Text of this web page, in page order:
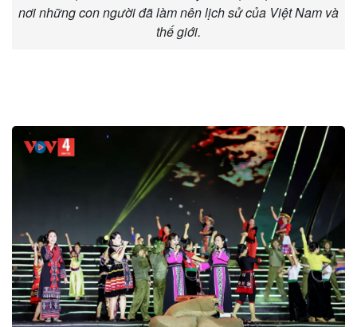
nơi những con người đã làm nên lịch sử của Việt Nam và
thế giới.